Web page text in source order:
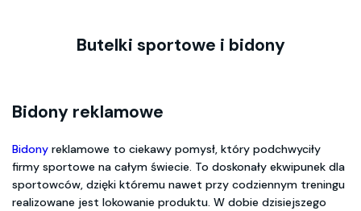
Butelki sportowe i bidony
Bidony reklamowe
Bidony reklamowe to ciekawy pomysł, który podchwyciły
firmy sportowe na całym świecie. To doskonały ekwipunek dla
sportowców, dzięki któremu nawet przy codziennym treningu
realizowane jest lokowanie produktu. W dobie dzisiejszego